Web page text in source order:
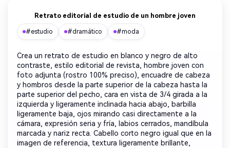
Retrato editorial de estudio de un hombre joven
#estudio #dramático #moda
Crea un retrato de estudio en blanco y negro de alto
contraste, estilo editorial de revista, hombre joven con
foto adjunta (rostro 100% preciso), encuadre de cabeza
y hombros desde la parte superior de la cabeza hasta la
parte superior del pecho, cara en vista de 3/4 girada a la
izquierda y ligeramente inclinada hacia abajo, barbilla
ligeramente baja, ojos mirando casi directamente a la
cámara, expresión seria y fría, labios cerrados, mandíbula
marcada y nariz recta. Cabello corto negro igual que en la
imagen de referencia, textura ligeramente brillante,